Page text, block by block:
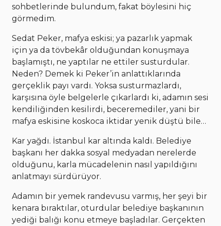
sohbetlerinde bulundum, fakat böylesini hiç
görmedim.
Sedat Peker, mafya eskisi; ya pazarlık yapmak
için ya da tövbekâr olduğundan konuşmaya
başlamıştı, ne yaptılar ne ettiler susturdular.
Neden? Demek ki Peker’in anlattıklarında
gerçeklik payı vardı. Yoksa susturmazlardı,
karşısına öyle belgelerle çıkarlardı ki, adamın sesi
kendiliğinden kesilirdi, beceremediler, yani bir
mafya eskisine koskoca iktidar yenik düştü bile…
Kar yağdı. İstanbul kar altında kaldı. Belediye
başkanı her dakka sosyal medyadan nerelerde
olduğunu, karla mücadelenin nasıl yapıldığını
anlatmayı sürdürüyor.
Adamın bir yemek randevusu varmış, her şeyi bir
kenara bıraktılar, oturdular belediye başkanının
yediği balığı konu etmeye başladılar. Gerçekten